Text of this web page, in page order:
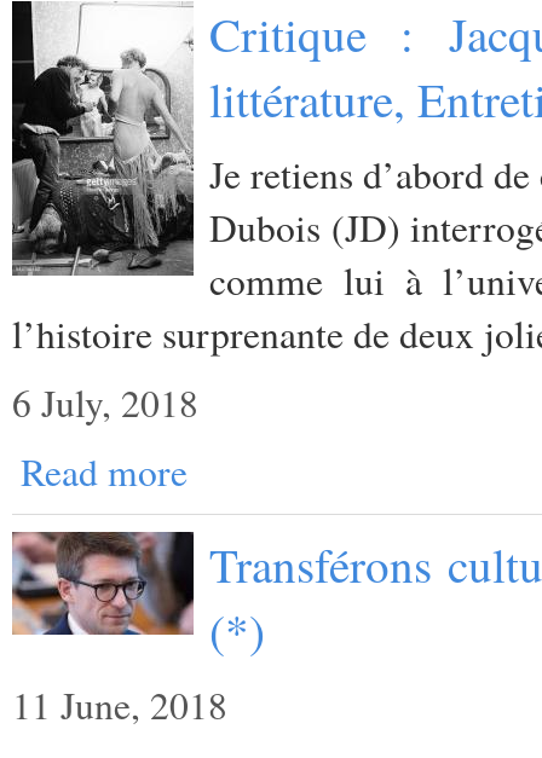
Critique :
littérature,
Je retiens d’abord
Dubois (JD)
comme lui à
l’histoire surprenante de deux
6 July, 2018
Read more
Transférons
(*)
11 June, 2018